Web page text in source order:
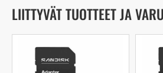
LIITTYVÄT TUOTTEET JA